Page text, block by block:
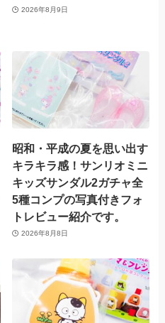
2026年8月9日
昭和・平成の夏を思い出す
キラキラ感！サンリオミニ
キッズサンダル2ガチャ全
5種コンプの写真付きフォ
トレビュー紹介です。
2026年8月8日